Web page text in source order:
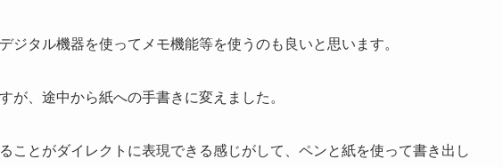
ジタル機器を使ってメモ機能等を使うのも良いと思います。
が、途中から紙への手書きに変えました。
ことがダイレクトに表現できる感じがして、ペンと紙を使って書き出し